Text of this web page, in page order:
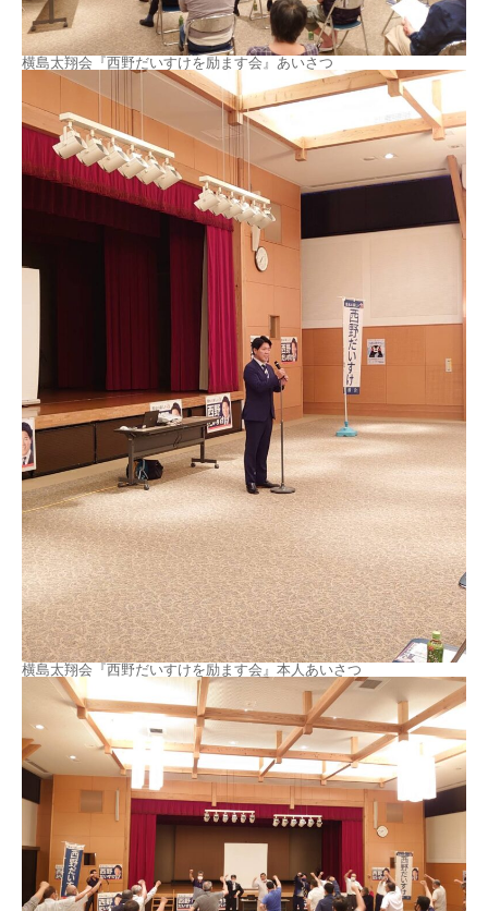
横島太翔会『西野だいすけを励ます会』あいさつ
横島太翔会『西野だいすけを励ます会』本人あいさつ